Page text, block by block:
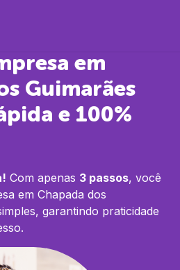
em
Guimarães
e 100%
Com apenas 3 passos, você
em Chapada dos
garantindo praticidade